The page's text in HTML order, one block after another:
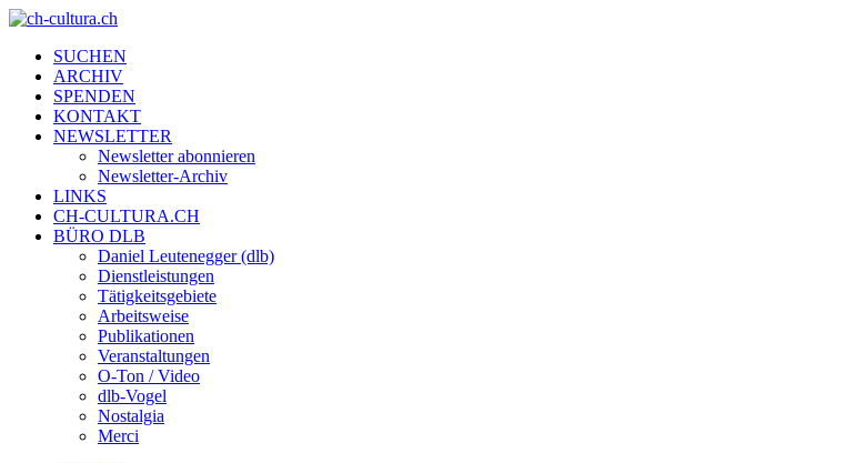
SUCHEN
ARCHIV
SPENDEN
KONTAKT
NEWSLETTER
Newsletter abonnieren
Newsletter-Archiv
LINKS
CH-CULTURA.CH
BÜRO DLB
Daniel Leutenegger (dlb)
Dienstleistungen
Tätigkeitsgebiete
Arbeitsweise
Publikationen
Veranstaltungen
O-Ton / Video
dlb-Vogel
Nostalgia
Merci